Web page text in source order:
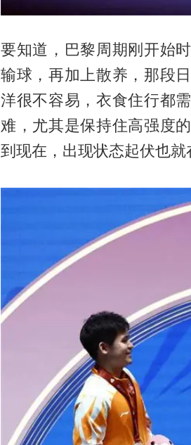
要知道，巴黎周期刚开始
输球，再加上散养，那段
洋很不容易，衣食住行都
难，尤其是保持住高强度
到现在，出现状态起伏也就